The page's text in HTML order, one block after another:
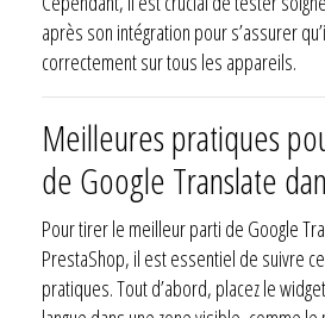
après son intégration pour s’assurer
correctement sur tous les appareils.
Meilleures pratiques
de Google Translate
Pour tirer le meilleur parti de Google
PrestaShop, il est essentiel de suivre
pratiques. Tout d’abord, placez le